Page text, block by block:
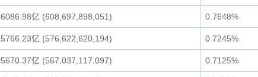
6086.98亿 (608,697,898,051) 0.7648%
5766.23亿 (576,622,620,194) 0.7245%
5670.37亿 (567,037,117,097) 0.7125%